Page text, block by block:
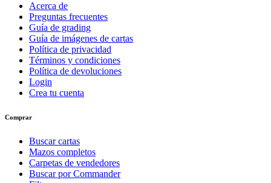
Acerca de
Preguntas frecuentes
Guía de grading
Guía de imágenes de cartas
Política de privacidad
Términos y condiciones
Política de devoluciones
Login
Crea tu cuenta
Comprar
Buscar cartas
Mazos completos
Carpetas de vendedores
Buscar por Commander